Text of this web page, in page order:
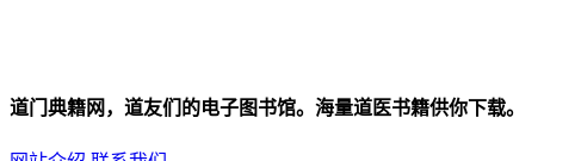
道门典籍网，道友们的电子图书馆。海量道医书籍供你下载。